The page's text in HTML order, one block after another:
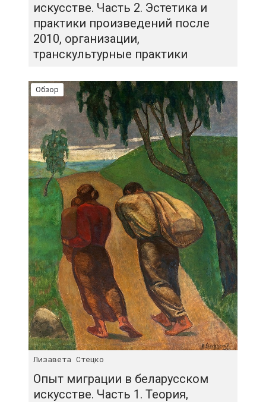
искусстве. Часть 2. Эстетика и
практики произведений после
2010, организации,
транскультурные практики
Обзор
Лизавета Стецко
Опыт миграции в беларусском
искусстве. Часть 1. Теория,